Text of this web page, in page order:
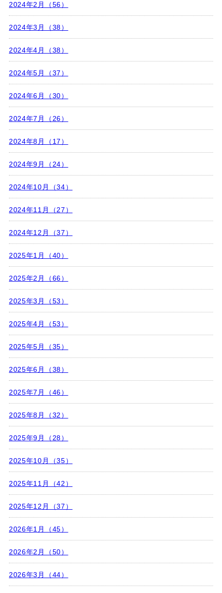
2024年2月（56）
2024年3月（38）
2024年4月（38）
2024年5月（37）
2024年6月（30）
2024年7月（26）
2024年8月（17）
2024年9月（24）
2024年10月（34）
2024年11月（27）
2024年12月（37）
2025年1月（40）
2025年2月（66）
2025年3月（53）
2025年4月（53）
2025年5月（35）
2025年6月（38）
2025年7月（46）
2025年8月（32）
2025年9月（28）
2025年10月（35）
2025年11月（42）
2025年12月（37）
2026年1月（45）
2026年2月（50）
2026年3月（44）